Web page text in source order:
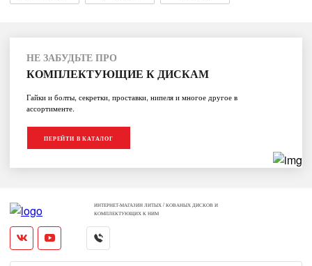
НЕ ЗАБУДЬТЕ ПРО
КОМПЛЕКТУЮЩИЕ К ДИСКАМ
Гайки и болты, секретки, проставки, нипеля и многое другое в
ассортименте.
ПЕРЕЙТИ В КАТАЛОГ
ИНТЕРНЕТ-МАГАЗИН ЛИТЫХ / КОВАНЫХ ДИСКОВ И
КОМПЛЕКТУЮЩИХ К НИМ